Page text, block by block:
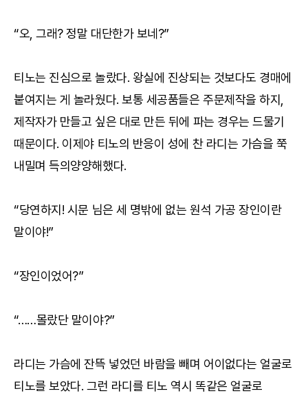
“오, 그래? 정말 대단한가 보네?”
티노는 진심으로 놀랐다. 왕실에 진상되는 것보다도 경매에
붙여지는 게 놀라웠다. 보통 세공품들은 주문제작을 하지,
제작자가 만들고 싶은 대로 만든 뒤에 파는 경우는 드물기
때문이다. 이제야 티노의 반응이 성에 찬 라디는 가슴을 쭉
내밀며 득의양양해했다.
“당연하지! 시문 님은 세 명밖에 없는 원석 가공 장인이란
말이야!”
“장인이었어?”
“……몰랐단 말이야?”
라디는 가슴에 잔뜩 넣었던 바람을 빼며 어이없다는 얼굴로
티노를 보았다. 그런 라디를 티노 역시 똑같은 얼굴로